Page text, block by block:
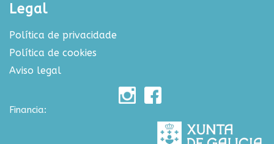
Legal
Política de privacidade
Política de cookies
Aviso legal
Financia: